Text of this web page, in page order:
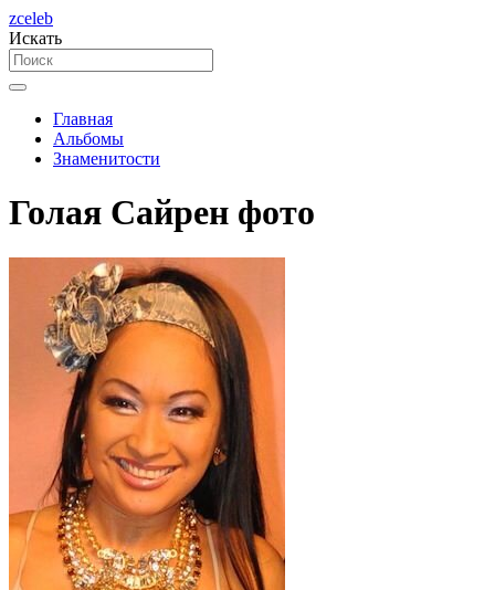
zceleb
Искать
Главная
Альбомы
Знаменитости
Голая Сайрен фото